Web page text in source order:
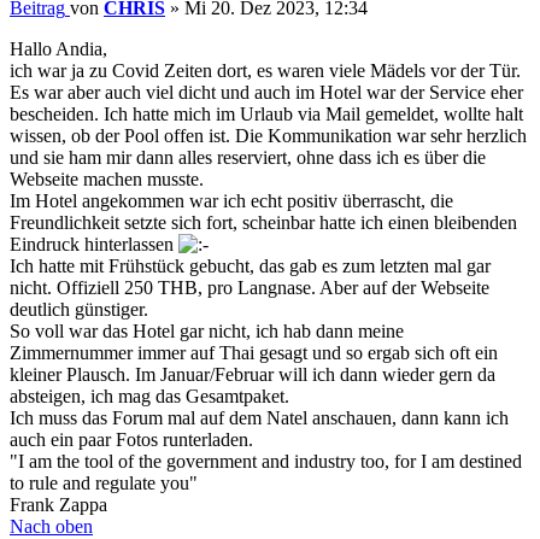
Beitrag von CHRIS » Mi 20. Dez 2023, 12:34
Hallo Andia,
ich war ja zu Covid Zeiten dort, es waren viele Mädels vor der Tür.
Es war aber auch viel dicht und auch im Hotel war der Service eher
bescheiden. Ich hatte mich im Urlaub via Mail gemeldet, wollte halt
wissen, ob der Pool offen ist. Die Kommunikation war sehr herzlich
und sie ham mir dann alles reserviert, ohne dass ich es über die
Webseite machen musste.
Im Hotel angekommen war ich echt positiv überrascht, die
Freundlichkeit setzte sich fort, scheinbar hatte ich einen bleibenden
Eindruck hinterlassen
Ich hatte mit Frühstück gebucht, das gab es zum letzten mal gar
nicht. Offiziell 250 THB, pro Langnase. Aber auf der Webseite
deutlich günstiger.
So voll war das Hotel gar nicht, ich hab dann meine
Zimmernummer immer auf Thai gesagt und so ergab sich oft ein
kleiner Plausch. Im Januar/Februar will ich dann wieder gern da
absteigen, ich mag das Gesamtpaket.
Ich muss das Forum mal auf dem Natel anschauen, dann kann ich
auch ein paar Fotos runterladen.
"I am the tool of the government and industry too, for I am destined
to rule and regulate you"
Frank Zappa
Nach oben